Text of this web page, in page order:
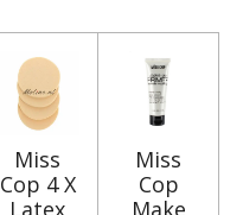
n
e
n
Miss
Cop 4 X
Latex
Miss
Cop
Make